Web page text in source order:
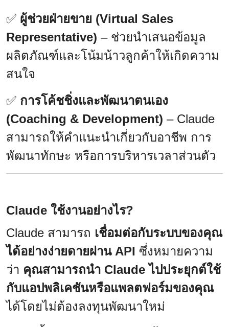
✅ ผู้ช่วยฝ่ายขาย (Virtual Sales
Representative) – ช่วยนำเสนอข้อมูล
ผลิตภัณฑ์และโน้มน้าวลูกค้าให้เกิดความ
สนใจ
✅ การโค้ชชิ่งและพัฒนาตนเอง
(Coaching & Development) – Claude
สามารถให้คำแนะนำเกี่ยวกับอาชีพ การ
พัฒนาทักษะ หรือการบริหารเวลาส่วนตัว
Claude ใช้งานอย่างไร?
Claude สามารถ เชื่อมต่อกับระบบของคุณ
ได้อย่างง่ายดายผ่าน API ซึ่งหมายความ
ว่า คุณสามารถนำ Claude ไปประยุกต์ใช้
กับแอปพลิเคชันหรือแพลตฟอร์มของคุณ
ได้โดยไม่ต้องลงทุนพัฒนาใหม่